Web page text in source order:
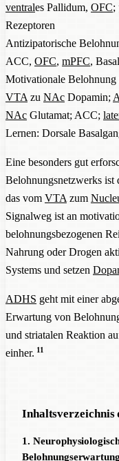
ventrales Pallidum, OFC;
Rezeptoren
Antizipatorische
ACC, OFC, mPFC,
Motivationale Belohnung
VTA zu NAc Dopamin;
NAc Glutamat; ACC;
Lernen: Dorsale
Eine besonders gut
Belohnungsnetzwerks ist
das vom VTA zum
Signalweg ist an
belohnungsbezogenen
Nahrung oder Drogen
Systems und setzen
ADHS geht mit einer
Erwartung von
und striatalen Reaktion
einher. 11
Inhaltsverzeichnis
1.
Belohnungserwartung